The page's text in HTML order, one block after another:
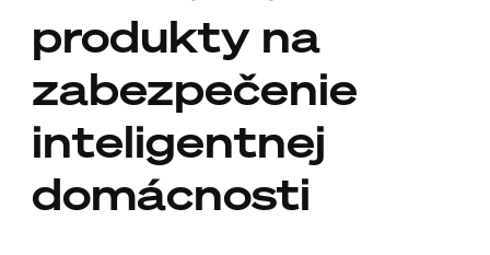
produkty na
zabezpečenie
inteligentnej
domácnosti